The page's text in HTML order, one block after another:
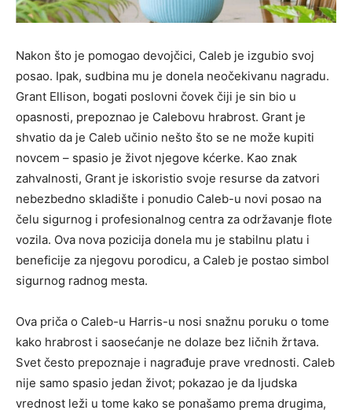
Nakon što je pomogao devojčici, Caleb je izgubio svoj
posao. Ipak, sudbina mu je donela neočekivanu nagradu.
Grant Ellison, bogati poslovni čovek čiji je sin bio u
opasnosti, prepoznao je Calebovu hrabrost. Grant je
shvatio da je Caleb učinio nešto što se ne može kupiti
novcem – spasio je život njegove kćerke. Kao znak
zahvalnosti, Grant je iskoristio svoje resurse da zatvori
nebezbedno skladište i ponudio Caleb-u novi posao na
čelu sigurnog i profesionalnog centra za održavanje flote
vozila. Ova nova pozicija donela mu je stabilnu platu i
beneficije za njegovu porodicu, a Caleb je postao simbol
sigurnog radnog mesta.
Ova priča o Caleb-u Harris-u nosi snažnu poruku o tome
kako hrabrost i saosećanje ne dolaze bez ličnih žrtava.
Svet često prepoznaje i nagrađuje prave vrednosti. Caleb
nije samo spasio jedan život; pokazao je da ljudska
vrednost leži u tome kako se ponašamo prema drugima,